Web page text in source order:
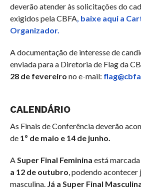
deverão atender às solicitações do
exigidos pela CBFA, baixe aqui a
Organizador.
A documentação de interesse de
enviada para a Diretoria de Flag da
28 de fevereiro no e-mail:
CALENDÁRIO
As Finais de Conferência deverão
de 1º de maio e 14 de junho.
ASuper Final Feminina está
a 12 de outubro, podendo acontecer
masculina. Já a Super Final